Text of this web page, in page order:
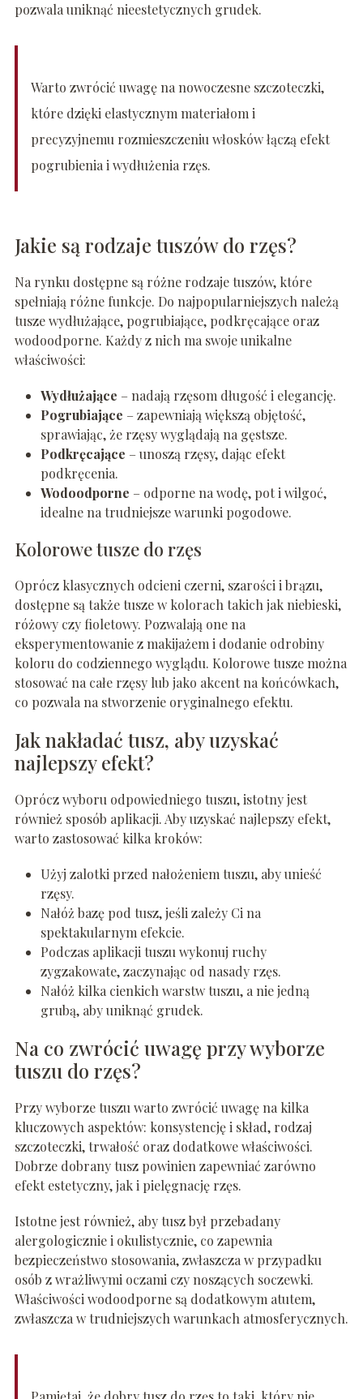
pozwala uniknąć nieestetycznych grudek.
Warto zwrócić uwagę na nowoczesne szczoteczki,
które dzięki elastycznym materiałom i
precyzyjnemu rozmieszczeniu włosków łączą efekt
pogrubienia i wydłużenia rzęs.
Jakie są rodzaje tuszów do rzęs?
Na rynku dostępne są różne rodzaje tuszów, które
spełniają różne funkcje. Do najpopularniejszych należą
tusze wydłużające, pogrubiające, podkręcające oraz
wodoodporne. Każdy z nich ma swoje unikalne
właściwości:
Wydłużające – nadają rzęsom długość i elegancję.
Pogrubiające – zapewniają większą objętość,
sprawiając, że rzęsy wyglądają na gęstsze.
Podkręcające – unoszą rzęsy, dając efekt
podkręcenia.
Wodoodporne – odporne na wodę, pot i wilgoć,
idealne na trudniejsze warunki pogodowe.
Kolorowe tusze do rzęs
Oprócz klasycznych odcieni czerni, szarości i brązu,
dostępne są także tusze w kolorach takich jak niebieski,
różowy czy fioletowy. Pozwalają one na
eksperymentowanie z makijażem i dodanie odrobiny
koloru do codziennego wyglądu. Kolorowe tusze można
stosować na całe rzęsy lub jako akcent na końcówkach,
co pozwala na stworzenie oryginalnego efektu.
Jak nakładać tusz, aby uzyskać
najlepszy efekt?
Oprócz wyboru odpowiedniego tuszu, istotny jest
również sposób aplikacji. Aby uzyskać najlepszy efekt,
warto zastosować kilka kroków:
Użyj zalotki przed nałożeniem tuszu, aby unieść
rzęsy.
Nałóż bazę pod tusz, jeśli zależy Ci na
spektakularnym efekcie.
Podczas aplikacji tuszu wykonuj ruchy
zygzakowate, zaczynając od nasady rzęs.
Nałóż kilka cienkich warstw tuszu, a nie jedną
grubą, aby uniknąć grudek.
Na co zwrócić uwagę przy wyborze
tuszu do rzęs?
Przy wyborze tuszu warto zwrócić uwagę na kilka
kluczowych aspektów: konsystencję i skład, rodzaj
szczoteczki, trwałość oraz dodatkowe właściwości.
Dobrze dobrany tusz powinien zapewniać zarówno
efekt estetyczny, jak i pielęgnację rzęs.
Istotne jest również, aby tusz był przebadany
alergologicznie i okulistycznie, co zapewnia
bezpieczeństwo stosowania, zwłaszcza w przypadku
osób z wrażliwymi oczami czy noszących soczewki.
Właściwości wodoodporne są dodatkowym atutem,
zwłaszcza w trudniejszych warunkach atmosferycznych.